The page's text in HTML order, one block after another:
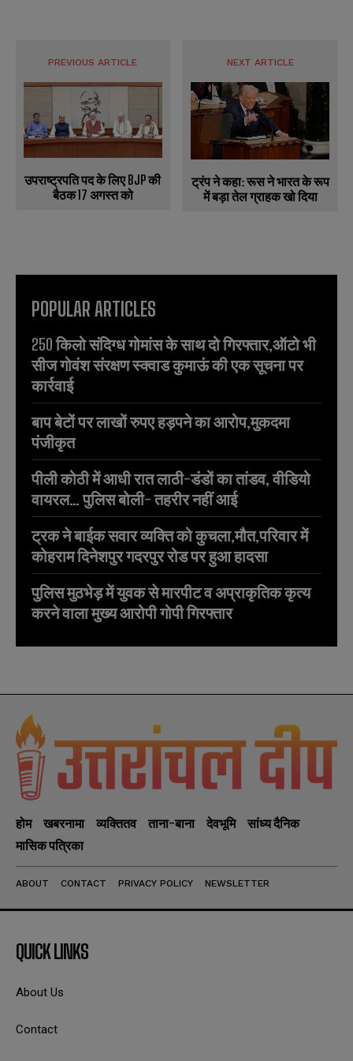
PREVIOUS ARTICLE
उपराष्ट्रपति पद के लिए BJP की
बैठक 17 अगस्त को
NEXT ARTICLE
ट्रंप ने कहा: रूस ने भारत के रूप
में बड़ा तेल ग्राहक खो दिया
POPULAR ARTICLES
250 किलो संदिग्ध गोमांस के साथ दो गिरफ्तार,ऑटो भी
सीज गोवंश संरक्षण स्क्वाड कुमाऊं की एक सूचना पर
कार्रवाई
बाप बेटों पर लाखों रुपए हड़पने का आरोप,मुकदमा
पंजीकृत
पीली कोठी में आधी रात लाठी-डंडों का तांडव, वीडियो
वायरल… पुलिस बोली- तहरीर नहीं आई
ट्रक ने बाईक सवार व्यक्ति को कुचला,मौत,परिवार में
कोहराम दिनेशपुर गदरपुर रोड पर हुआ हादसा
पुलिस मुठभेड़ में युवक से मारपीट व अप्राकृतिक कृत्य
करने वाला मुख्य आरोपी गोपी गिरफ्तार
होम खबरनामा व्यक्तितव ताना-बाना देवभूमि
सांध्य दैनिक
मासिक पत्रिका
ABOUT CONTACT PRIVACY POLICY NEWSLETTER
QUICK LINKS
About Us
Contact